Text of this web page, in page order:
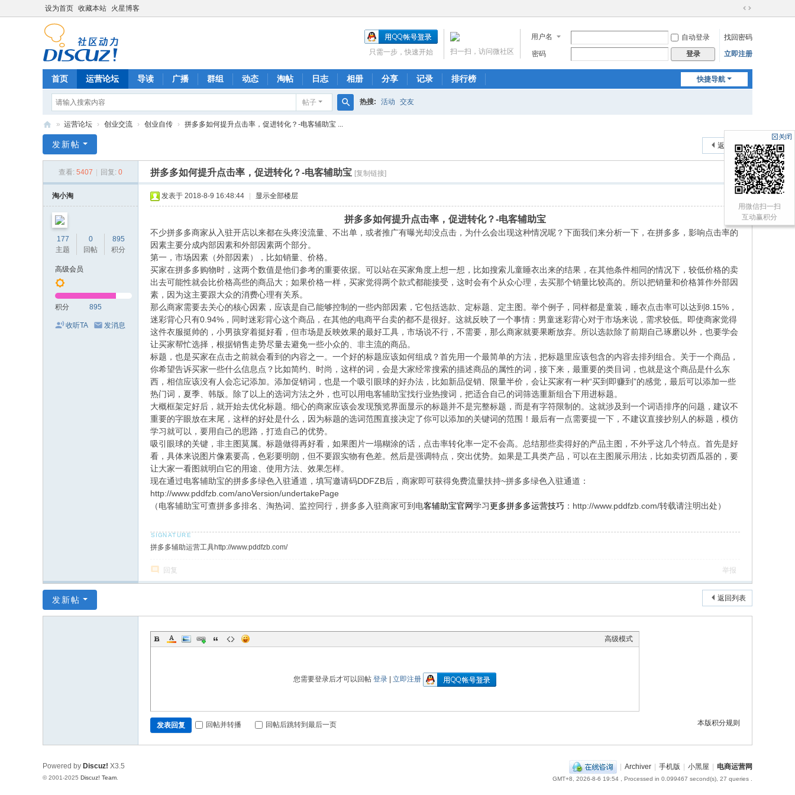
设为首页 收藏本站 火星博客
切
到
宽
用户名 自动登录
找回密码
密码
登录 立即注册
扫一扫，访问微社区
只需一步，快速开始
快捷导航
首页 运营论坛 导读 广播 群组 动态 淘帖 日志 相册 分享 记录 排行榜
帖子 热搜: 活动 交友
商
» 运营论坛 › 创业交流 › 创业自传 › 拼多多如何提升点击率，促进转化？-电客辅助宝 ...
返回列表
发新帖
查看: 5407 回复: 0 拼多多如何提升点击率，促进转化？-电客辅助宝 [复制链接]
淘小淘
177
主题
0
回帖
895
积分
高级会员
积分 895
收听TA 发消息
发表于 2018-8-9 16:48:44 显示全部楼层
拼多多如何提升点击率，促进转化？-电客辅助宝
不少拼多多商家从入驻开店以来都在头疼没流量、不出单，或者推广有曝光却没点击，为什么会出现这种情况呢？下面我们来分析一下，在拼多多，影响点击率的
因素主要分成内部因素和外部因素两个部分。
第一，市场因素（外部因素），比如销量、价格。
买家在拼多多购物时，这两个数值是他们参考的重要依据。可以站在买家角度上想一想，比如搜索儿童睡衣出来的结果，在其他条件相同的情况下，较低价格的卖
出去可能性就会比价格高些的商品大；如果价格一样，买家觉得两个款式都能接受，这时会有个从众心理，去买那个销量比较高的。所以把销量和价格算作外部因
素，因为这主要跟大众的消费心理有关系。
那么商家需要去关心的核心因素，应该是自己能够控制的一些内部因素，它包括选款、定标题、定主图。举个例子，同样都是童装，睡衣点击率可以达到8.15%，
迷彩背心只有0.94%，同时迷彩背心这个商品，在其他的电商平台卖的都不是很好。这就反映了一个事情：男童迷彩背心对于市场来说，需求较低。即使商家觉得
这件衣服挺帅的，小男孩穿着挺好看，但市场是反映效果的最好工具，市场说不行，不需要，那么商家就要果断放弃。所以选款除了前期自己琢磨以外，也要学会
让买家帮忙选择，根据销售走势尽量去避免一些小众的、非主流的商品。
标题，也是买家在点击之前就会看到的内容之一。一个好的标题应该如何组成？首先用一个最简单的方法，把标题里应该包含的内容去排列组合。关于一个商品，
你希望告诉买家一些什么信息点？比如简约、时尚，这样的词，会是大家经常搜索的描述商品的属性的词，接下来，最重要的类目词，也就是这个商品是什么东
西，相信应该没有人会忘记添加。添加促销词，也是一个吸引眼球的好办法，比如新品促销、限量半价，会让买家有一种“买到即赚到”的感觉，最后可以添加一些
热门词，夏季、韩版。除了以上的选词方法之外，也可以用电客辅助宝找行业热搜词，把适合自己的词筛选重新组合下用进标题。
大概框架定好后，就开始去优化标题。细心的商家应该会发现预览界面显示的标题并不是完整标题，而是有字符限制的。这就涉及到一个词语排序的问题，建议不
重要的字眼放在末尾，这样的好处是什么，因为标题的选词范围直接决定了你可以添加的关键词的范围！最后有一点需要提一下，不建议直接抄别人的标题，模仿
学习就可以，要用自己的思路，打造自己的优势。
吸引眼球的关键，非主图莫属。标题做得再好看，如果图片一塌糊涂的话，点击率转化率一定不会高。总结那些卖得好的产品主图，不外乎这几个特点。首先是好
看，具体来说图片像素要高，色彩要明朗，但不要跟实物有色差。然后是强调特点，突出优势。如果是工具类产品，可以在主图展示用法，比如卖切西瓜器的，要
让大家一看图就明白它的用途、使用方法、效果怎样。
现在通过电客辅助宝的拼多多绿色入驻通道，填写邀请码DDFZB后，商家即可获得免费流量扶持~拼多多绿色入驻通道：
http://www.pddfzb.com/anoVersion/undertakePage
（电客辅助宝可查拼多多排名、淘热词、监控同行， 拼多多入驻商家可到电客辅助宝官网学习更多拼多多运营技巧 ： http://www.pddfzb.com/转载请注明出处）
拼多多辅助运营工具http://www.pddfzb.com/
回复 举报
返回列表
发新帖
高级模式
您需要登录后才可以回帖 登录 立即注册
本版积分规则
发表回复 回帖并转播 回帖后跳转到最后一页
用微信扫一扫
互动赢积分
| Archiver | 手机版 | 小黑屋 | 电商运营网
GMT+8, 2026-8-6 19:54 , Processed in 0.099467 second(s), 27 queries .
Powered by Discuz! X3.5
© 2001-2025 Discuz! Team